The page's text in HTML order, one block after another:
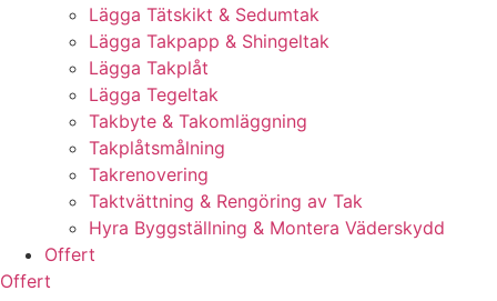
Lägga Tätskikt & Sedumtak
Lägga Takpapp & Shingeltak
Lägga Takplåt
Lägga Tegeltak
Takbyte & Takomläggning
Takplåtsmålning
Takrenovering
Taktvättning & Rengöring av Tak
Hyra Byggställning & Montera Väderskydd
Offert
Offert